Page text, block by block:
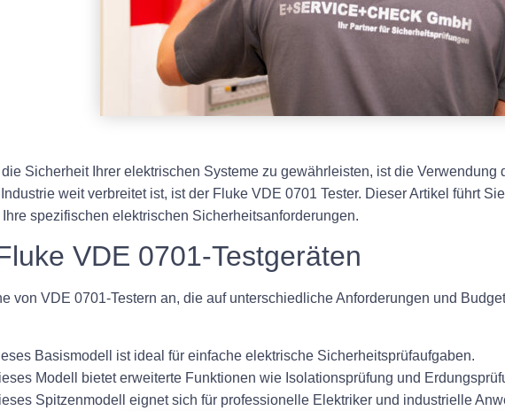
Sicherheit Ihrer elektrischen Systeme zu gewährleisten, ist die
weit verbreitet ist, ist der Fluke VDE 0701 Tester. Dieser Artikel führt
spezifischen elektrischen Sicherheitsanforderungen.
VDE 0701-Testgeräten
von VDE 0701-Testern an, die auf unterschiedliche Anforderungen und
Basismodell ist ideal für einfache elektrische Sicherheitsprüfaufgaben.
Modell bietet erweiterte Funktionen wie Isolationsprüfung und
Spitzenmodell eignet sich für professionelle Elektriker und industrielle